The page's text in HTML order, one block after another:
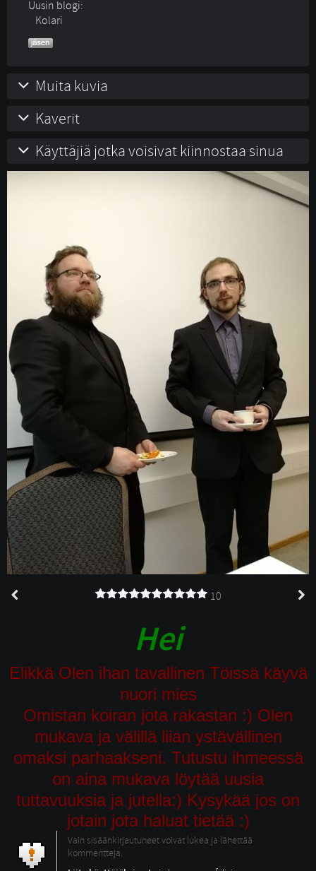
Uusin blogi:
Kolari
Muita kuvia
Kaverit
Käyttäjiä jotka voisivat kiinnostaa sinua
10
Hei
Elikkä Olen ihan tavallinen Töissä käyvä
nuori mies
Omistan koiran jota rakastan :) Olen
mukava ja välillä liian ystävällinen
omaksi parhaakseni. Tutustu ihmeessä
on aina mukava löytää uusia
tuttavuuksia ja jutella:) Kysykää jos on
jotain jota haluat tietää :)
Vain sisäänkirjautuneet voivat lukea ja lähettää
kommentteja.